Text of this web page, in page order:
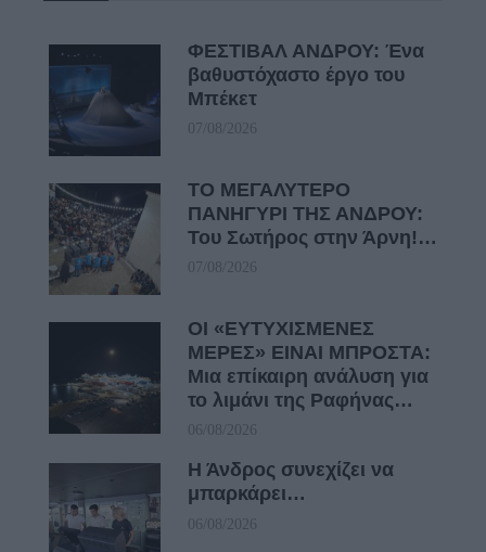
ΦΕΣΤΙΒΑΛ ΑΝΔΡΟΥ: Ένα
βαθυστόχαστο έργο του
Μπέκετ
07/08/2026
ΤΟ ΜΕΓΑΛΥΤΕΡΟ
ΠΑΝΗΓΥΡΙ ΤΗΣ ΑΝΔΡΟΥ:
Του Σωτήρος στην Άρνη!…
07/08/2026
ΟΙ «ΕΥΤΥΧΙΣΜΕΝΕΣ
ΜΕΡΕΣ» ΕΙΝΑΙ ΜΠΡΟΣΤΑ:
Μια επίκαιρη ανάλυση για
το λιμάνι της Ραφήνας…
06/08/2026
Η Άνδρος συνεχίζει να
μπαρκάρει…
06/08/2026